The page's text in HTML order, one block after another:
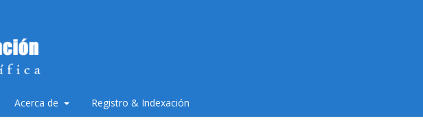
Acerca de Registro & Indexación